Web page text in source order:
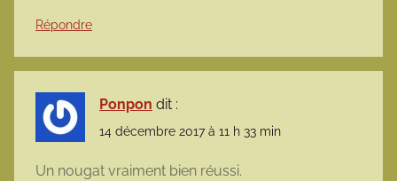
Répondre
Ponpon dit :
14 décembre 2017 à 11 h 33 min
Un nougat vraiment bien réussi.